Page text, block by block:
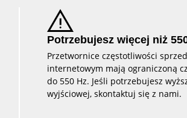
Potrzebujesz więcej niż
Przetwornice częstotliwości
internetowym mają ograniczoną
do 550 Hz. Jeśli potrzebujesz
wyjściowej, skontaktuj się z nami.